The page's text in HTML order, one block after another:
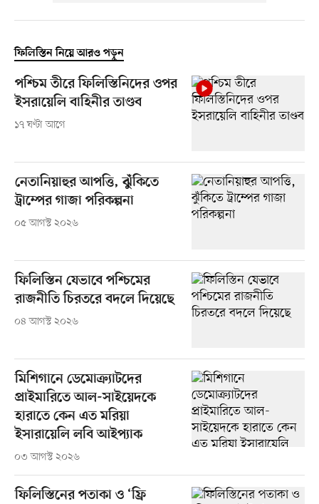
ফিলিস্তিন নিয়ে আরও পড়ুন
পশ্চিম তীরে ফিলিস্তিনিদের ওপর
ইসরায়েলি বাহিনীর তাণ্ডব
১৭ ঘণ্টা আগে
নেতানিয়াহুর আপত্তি, ঝুঁকিতে
ট্রাম্পের গাজা পরিকল্পনা
০৫ আগস্ট ২০২৬
ফিলিস্তিন যেভাবে পশ্চিমের
রাজনীতি চিরতরে বদলে দিয়েছে
০৪ আগস্ট ২০২৬
মিশিগানে ডেমোক্র্যাটদের
প্রাইমারিতে আল-সাইয়েদকে
হারাতে কেন এত মরিয়া
ইসারায়েলি লবি আইপ্যাক
০৩ আগস্ট ২০২৬
ফিলিস্তিনের পতাকা ও ‘ফ্রি